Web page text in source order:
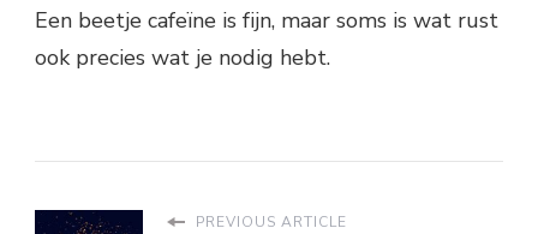
Een beetje cafeïne is fijn, maar soms is wat rust
ook precies wat je nodig hebt.
PREVIOUS ARTICLE